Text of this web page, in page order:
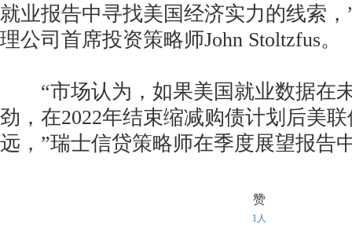
就业报告中寻找美国经济实力的线索
理公司首席投资策略师John Stoltzfus。
“市场认为，如果美国就业数据在
劲，在2022年结束缩减购债计划后美
远，”瑞士信贷策略师在季度展望报告
赞
1人